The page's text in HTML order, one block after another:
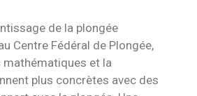
de la plongée
Centre Fédéral de Plongée,
mathématiques et la
plus concrètes avec des